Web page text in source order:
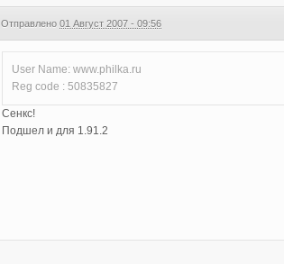
Отправлено01 Август 2007 - 09:56
User Name: www.philka.ru
Reg code : 50835827
Сенкс!
Подшел и для 1.91.2